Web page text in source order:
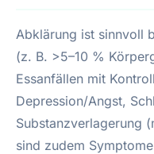
Abklärung ist sinnvoll
(z. B. >5–10 %
Essanfällen mit
Depression/Angst,
Substanzverlagerung
sind zudem